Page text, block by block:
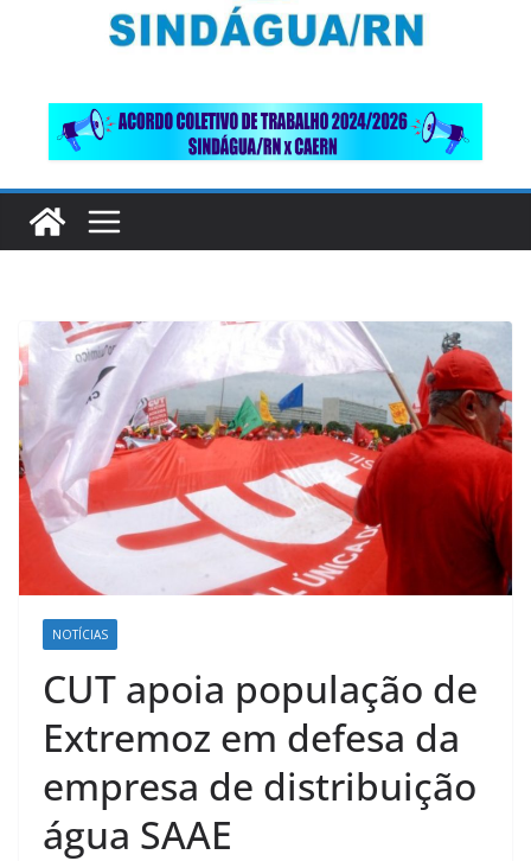
NOTÍCIAS
CUT apoia população de
Extremoz em defesa da
empresa de distribuição
água SAAE